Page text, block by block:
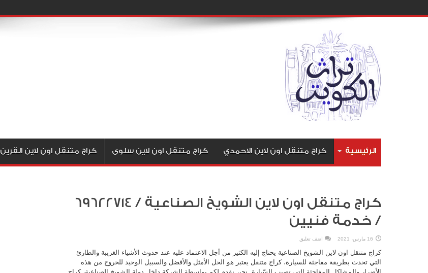
الرئيسية كراج متنقل اون لاين الاحمدي كراج متنقل اون لاين سلوى كراج متنقل اون لاين القرين
/ خدمة فنيين
16 مارس، 2021 اضف تعليق
كراج متنقل اون لاين الشويخ الصناعية يحتاج إليه الكثير من أجل الاعتماد عليه عند حدوث الأشياء الغريبة والطارئ
التي تحدث بطريقة مفاجئة للسيارة، كراج متنقل يعتبر هو الحل الأمثل والأفضل والسبيل الوحيد للخروج من هذه